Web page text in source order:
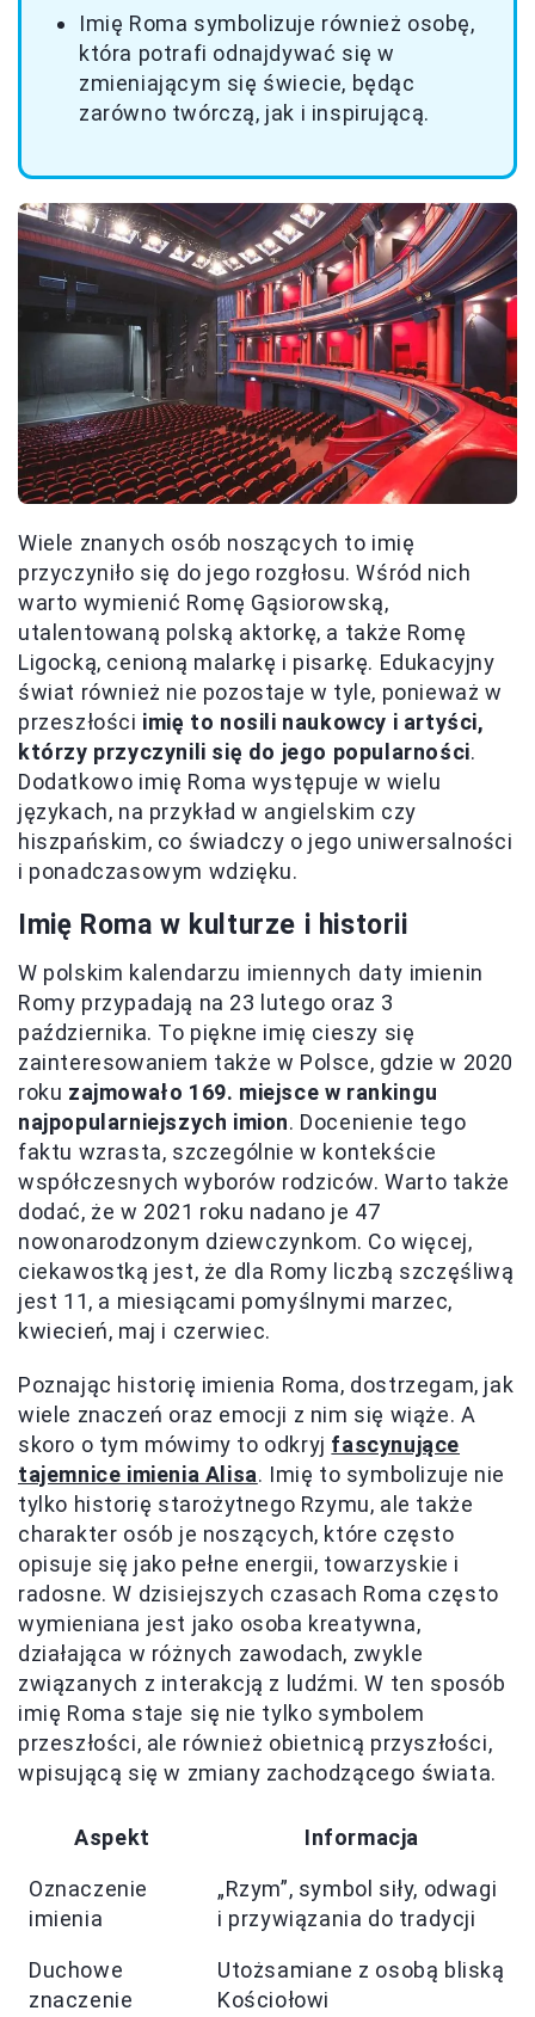
Imię Roma symbolizuje również osobę,
która potrafi odnajdywać się w
zmieniającym się świecie, będąc
zarówno twórczą, jak i inspirującą.
Wiele znanych osób noszących to imię
przyczyniło się do jego rozgłosu. Wśród nich
warto wymienić Romę Gąsiorowską,
utalentowaną polską aktorkę, a także Romę
Ligocką, cenioną malarkę i pisarkę. Edukacyjny
świat również nie pozostaje w tyle, ponieważ w
przeszłości imię to nosili naukowcy i artyści,
którzy przyczynili się do jego popularności.
Dodatkowo imię Roma występuje w wielu
językach, na przykład w angielskim czy
hiszpańskim, co świadczy o jego uniwersalności
i ponadczasowym wdzięku.
Imię Roma w kulturze i historii
W polskim kalendarzu imiennych daty imienin
Romy przypadają na 23 lutego oraz 3
października. To piękne imię cieszy się
zainteresowaniem także w Polsce, gdzie w 2020
roku zajmowało 169. miejsce w rankingu
najpopularniejszych imion. Docenienie tego
faktu wzrasta, szczególnie w kontekście
współczesnych wyborów rodziców. Warto także
dodać, że w 2021 roku nadano je 47
nowonarodzonym dziewczynkom. Co więcej,
ciekawostką jest, że dla Romy liczbą szczęśliwą
jest 11, a miesiącami pomyślnymi marzec,
kwiecień, maj i czerwiec.
Poznając historię imienia Roma, dostrzegam, jak
wiele znaczeń oraz emocji z nim się wiąże. A
skoro o tym mówimy to odkryj fascynujące
tajemnice imienia Alisa. Imię to symbolizuje nie
tylko historię starożytnego Rzymu, ale także
charakter osób je noszących, które często
opisuje się jako pełne energii, towarzyskie i
radosne. W dzisiejszych czasach Roma często
wymieniana jest jako osoba kreatywna,
działająca w różnych zawodach, zwykle
związanych z interakcją z ludźmi. W ten sposób
imię Roma staje się nie tylko symbolem
przeszłości, ale również obietnicą przyszłości,
wpisującą się w zmiany zachodzącego świata.
Aspekt Informacja
Oznaczenie
imienia
„Rzym”, symbol siły, odwagi
i przywiązania do tradycji
Duchowe
znaczenie
Utożsamiane z osobą bliską
Kościołowi